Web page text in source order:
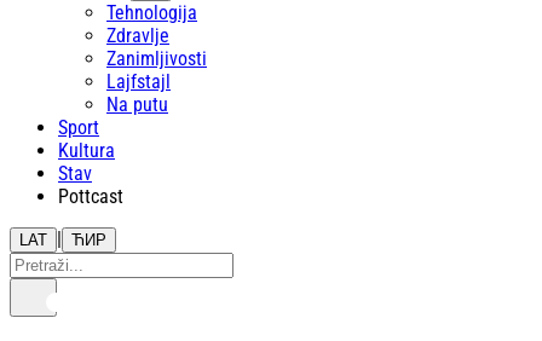
Tehnologija
Zdravlje
Zanimljivosti
Lajfstajl
Na putu
Sport
Kultura
Stav
Pottcast
LAT | ЋИР